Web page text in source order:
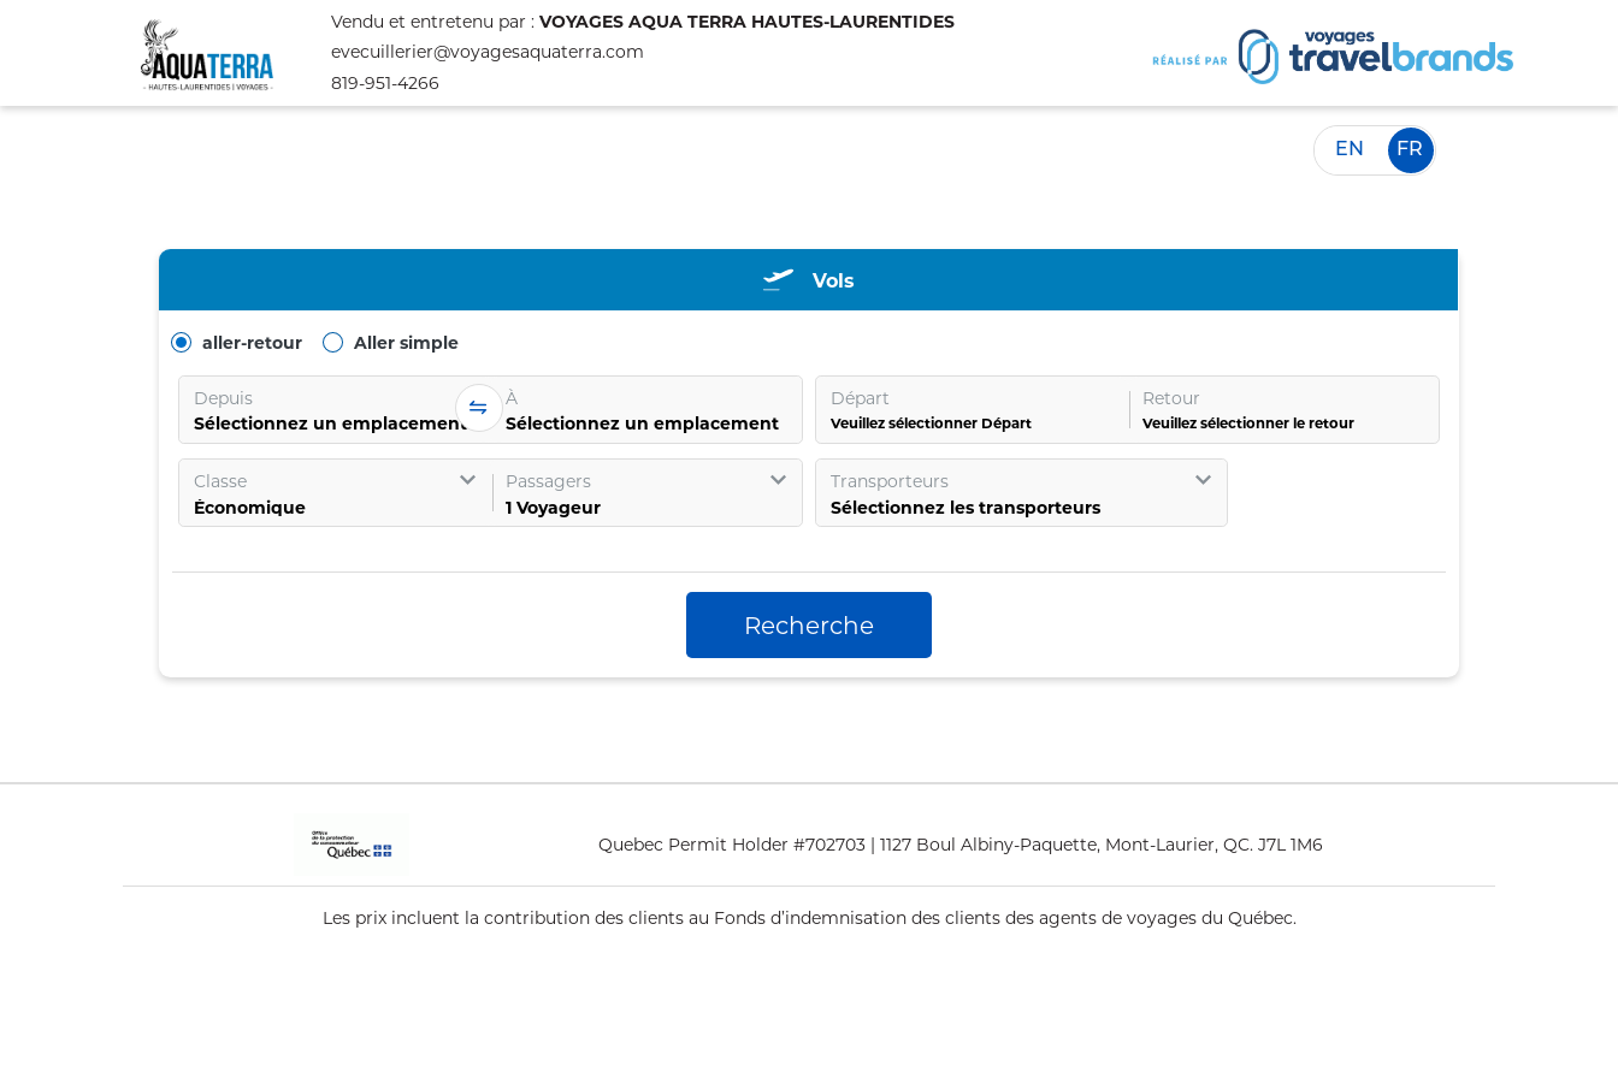
Vendu et entretenu par : VOYAGES AQUA TERRA HAUTES-LAURENTIDES
evecuillerier@voyagesaquaterra.com
819-951-4266
EN FR
Vols
aller-retour Aller simple
Depuis
Sélectionnez un emplacement
À
Sélectionnez un emplacement
Départ
Veuillez sélectionner Départ
Retour
Veuillez sélectionner le retour
Classe
Passagers
1 Voyageur
Transporteurs
Sélectionnez les transporteurs
Recherche
Quebec Permit Holder #702703 | 1127 Boul Albiny-Paquette, Mont-Laurier, QC. J7L 1M6
Les prix incluent la contribution des clients au Fonds d’indemnisation des clients des agents de voyages du Québec.